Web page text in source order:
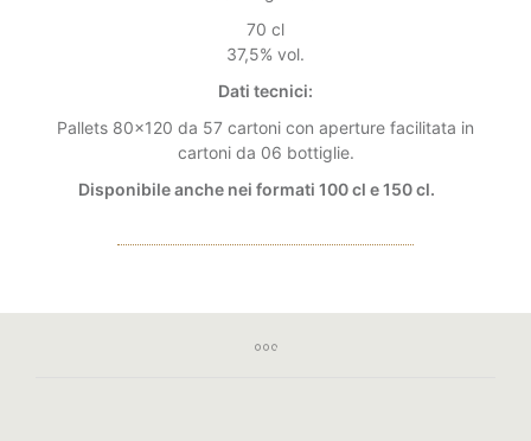
70 cl
37,5% vol.
Dati tecnici:
Pallets 80×120 da 57 cartoni con aperture facilitata in
cartoni da 06 bottiglie.
Disponibile anche nei formati 100 cl e 150 cl.